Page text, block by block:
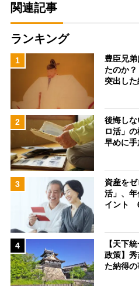
関連記事
ランキング
1
豊臣兄
たのか
突出し
2
後悔し
ロ活」
早めに
3
資産を
活」、
イント
4
【天下
政策】
た納得